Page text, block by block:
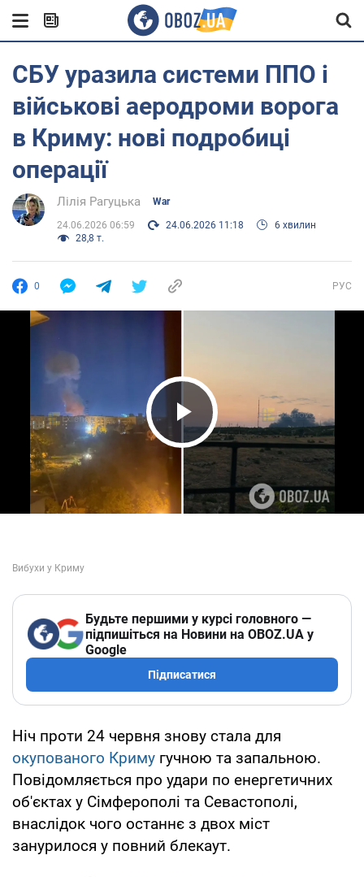
СБУ уразила системи ППО і
військові аеродроми ворога
в Криму: нові подробиці
операції
Лілія Рагуцька War
24.06.2026 06:59 24.06.2026 11:18
6 хвилин
28,8 т.
0 РУС
Play Video
Будьте першими у курсі головного —
підпишіться на Новини на OBOZ.UA у
Google
Підписатися
Ніч проти 24 червня знову стала для
окупованого Криму гучною та запальною.
Повідомляється про удари по енергетичних
об'єктах у Сімферополі та Севастополі,
внаслідок чого останнє з двох міст
занурилося у повний блекаут.